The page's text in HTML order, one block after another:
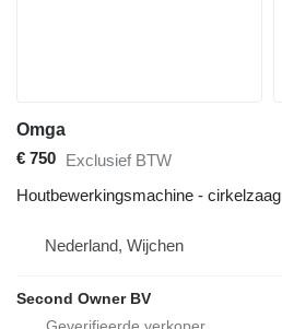
Omga
€ 750 Exclusief BTW
Houtbewerkingsmachine - cirkelzaag
Nederland, Wijchen
Second Owner BV